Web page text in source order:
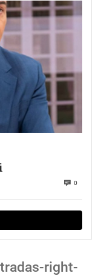
0
right-